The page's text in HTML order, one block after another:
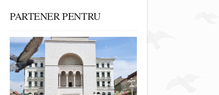
PARTENER PENTRU